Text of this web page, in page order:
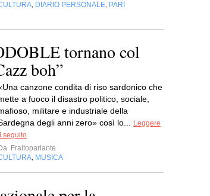
DIARIO PERSONALE PARI
tornano col
boh”
canzone condita di riso sardonico che
a fuoco il disastro politico, sociale,
militare e industriale della
degli anni zero» così lo...
Leggere
seguito
Fraltoparlante
MUSICA